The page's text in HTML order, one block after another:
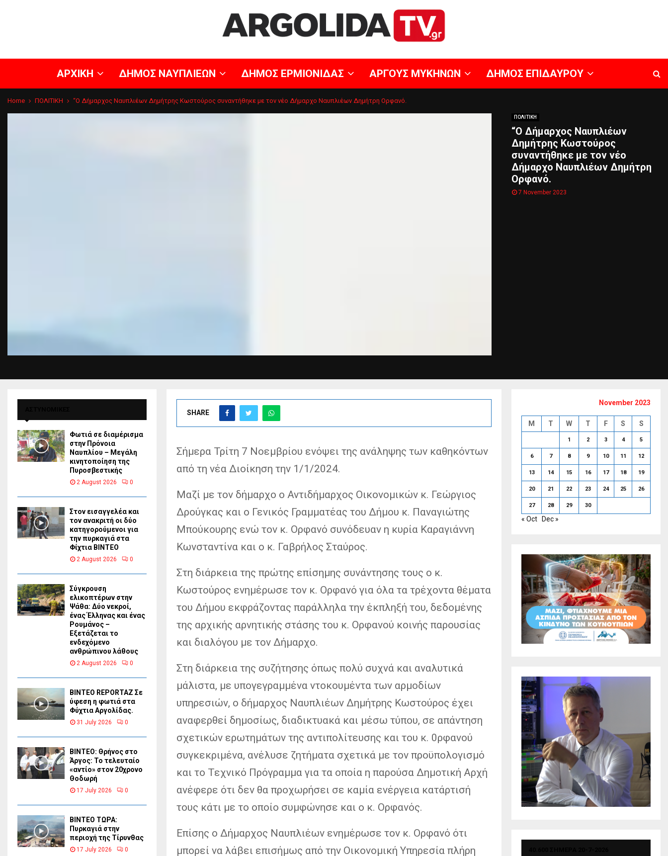
ΑΡΧΙΚΗ ΔΗΜΟΣ ΝΑΥΠΛΙΕΩΝ ΔΗΜΟΣ ΕΡΜΙΟΝΙΔΑΣ ΑΡΓΟΥΣ ΜΥΚΗΝΩΝ ΔΗΜΟΣ ΕΠΙΔΑΥΡΟΥ
Home ΠΟΛΙΤΙΚΗ “Ο Δήμαρχος Ναυπλιέων Δημήτρης Κωστούρος συναντήθηκε με τον νέο Δήμαρχο Ναυπλιέων Δημήτρη Ορφανό.
ΠΟΛΙΤΙΚΗ
“Ο Δήμαρχος Ναυπλιέων
Δημήτρης Κωστούρος
συναντήθηκε με τον νέο
Δήμαρχο Ναυπλιέων Δημήτρη
Ορφανό.
7 November 2023
SHARE
Σήμερα Τρίτη 7 Νοεμβρίου ενόψει της ανάληψης των καθηκόντων
από τη νέα Διοίκηση την 1/1/2024.
Μαζί με τον δήμαρχο ο Αντιδήμαρχος Οικονομικών κ. Γεώργιος
Δρούγκας και ο Γενικός Γραμματέας του Δήμου κ. Παναγιώτης
Μπούκουρης ενώ τον κ. Ορφανό συνόδευαν η κυρία Καραγιάννη
Κωνσταντίνα και ο κ. Γαβρήλος Σταύρος.
Στη διάρκεια της πρώτης επίσημης συνάντησης τους ο κ.
Κωστούρος ενημέρωσε τον κ. Ορφανό για όλα τα τρέχοντα θέματα
του Δήμου εκφράζοντας παράλληλα την έκπληξή του, δεδομένης
της αρχικής αρνητικής στάσης του κ. Ορφανού κοινής παρουσίας
και διαλόγου με τον Δήμαρχο.
Στη διάρκεια της συζήτησης όπως πολύ συχνά και αναλυτικά
μάλιστα, με υπογεγραμμένα ντοκουμέντα των αρμοδίων
υπηρεσιών, ο δήμαρχος Ναυπλιέων Δημήτρης Κωστούρoς έχει
αναφερθεί δημοσίως, διαδικτυακά και μέσω τύπου, σε απάντηση
σχετικών ερωτημάτων της αντιπολίτευσης και του κ. 0ρφανού
συγκεκριμένα, ανέλυσε ζητήματα σχετικά με τον προϋπολογισμό
και το Τεχνικό Πρόγραμμα για τα οποία η παρούσα Δημοτική Αρχή
ανέφερε ότι δεν θα προχωρήσει σε καμία ενέργεια κατάρτισή
τους κάτι με το οποίο συμφώνησε και ο κ. Ορφανός.
Επίσης ο Δήμαρχος Ναυπλιέων ενημέρωσε τον κ. Ορφανό ότι
μπορεί να λάβει επισήμως από την Οικονομική Υπηρεσία πλήρη
Φωτιά σε διαμέρισμα
στην Πρόνοια
Ναυπλίου – Μεγάλη
κινητοποίηση της
Πυροσβεστικής
2 August 2026 0
Στον εισαγγελέα και
τον ανακριτή οι δύο
κατηγορούμενοι για
την πυρκαγιά στα
Φίχτια ΒΙΝΤΕΟ
2 August 2026 0
Σύγκρουση
ελικοπτέρων στην
Ψάθα: Δύο νεκροί,
ένας Έλληνας και ένας
Ρουμάνος –
Εξετάζεται το
ενδεχόμενο
ανθρώπινου λάθους
2 August 2026 0
BINTEO REPORTAZ Σε
ύφεση η φωτιά στα
Φύχτια Αργολίδας.
31 July 2026 0
ΒΙΝΤΕΟ: Θρήνος στο
Άργος: Το τελευταίο
«αντίο» στον 20χρονο
Θοδωρή
17 July 2026 0
ΒΙΝΤΕΟ ΤΩΡΑ:
Πυρκαγιά στην
περιοχή της Τίρυνθας
17 July 2026 0
November 2023
M T W T F S S
1 2 3 4 5
6 7 8 9 10 11 12
13 14 15 16 17 18 19
20 21 22 23 24 25 26
27 28 29 30
« Oct Dec »